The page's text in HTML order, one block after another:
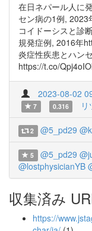
在日ネパール人に
セン病の1例,
コイドーシスと診
規発症例, 2016年
炎症性疾患とハン
https://t.co/
2023-08-02
7
0.316
2 @5_pd29
5 @5_pd29
@lostphysicianYB
収集済み
https://